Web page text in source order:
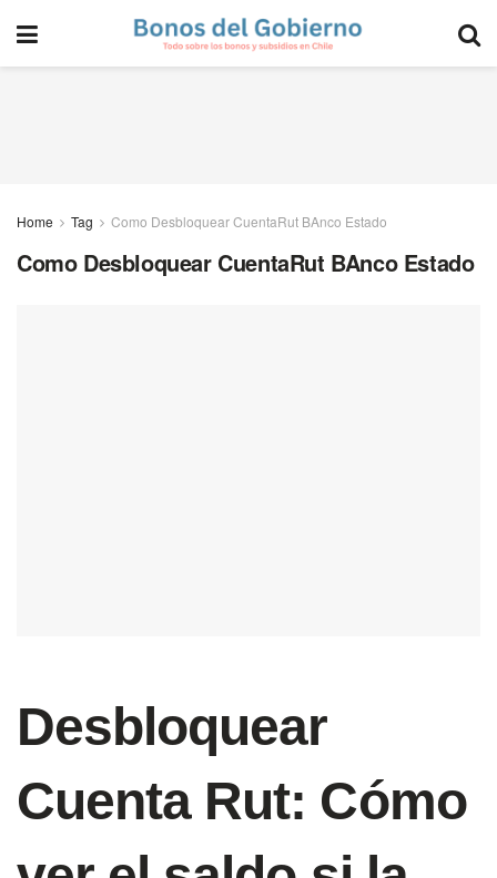
Home Tag Como Desbloquear CuentaRut BAnco Estado
Como Desbloquear CuentaRut BAnco Estado
Desbloquear
Cuenta Rut: Cómo